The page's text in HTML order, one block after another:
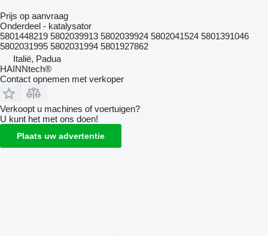
Prijs op aanvraag
Onderdeel - katalysator
5801448219 5802039913 5802039924 5802041524 5801391046
5802031995 5802031994 5801927862
Italië, Padua
HAINNtech®
Contact opnemen met verkoper
Verkoopt u machines of voertuigen?
U kunt het met ons doen!
Plaats uw advertentie